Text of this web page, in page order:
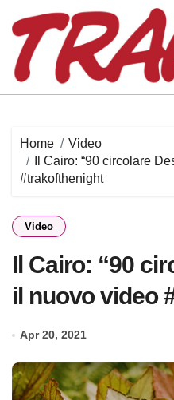
content
Home
Video
Il Cairo: “90 circolare
#trakofthenight
Video
Il Cairo: “90
il nuovo video
Apr 20, 2021